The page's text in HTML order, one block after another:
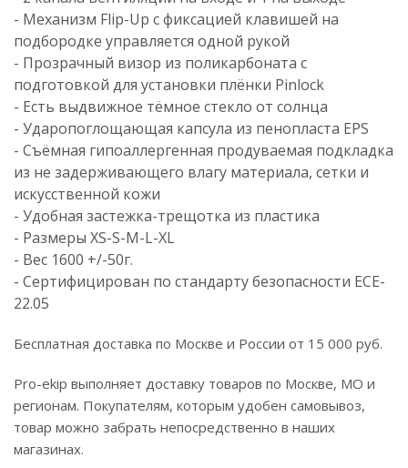
- Механизм Flip-Up с фиксацией клавишей на
подбородке управляется одной рукой
- Прозрачный визор из поликарбоната с
подготовкой для установки плёнки Pinlock
- Есть выдвижное тёмное стекло от солнца
- Ударопоглощающая капсула из пенопласта EPS
- Съёмная гипоаллергенная продуваемая подкладка
из не задерживающего влагу материала, сетки и
искусственной кожи
- Удобная застежка-трещотка из пластика
- Размеры XS-S-M-L-XL
- Вес 1600 +/-50г.
- Сертифицирован по стандарту безопасности ECE-
22.05
Бесплатная доставка по Москве и России от 15 000 руб.
Pro-ekip выполняет доставку товаров по Москве, МО и
регионам. Покупателям, которым удобен самовывоз,
товар можно забрать непосредственно в наших
магазинах.